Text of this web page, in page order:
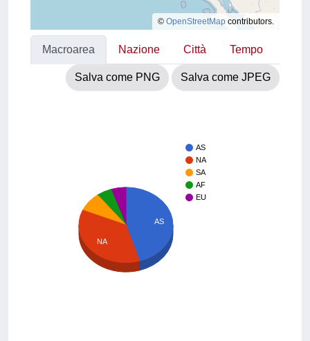
© OpenStreetMap contributors.
Macroarea Nazione Città Tempo
Salva come PNG Salva come JPEG
AS
NA
SA
AF
EU
AS
NA